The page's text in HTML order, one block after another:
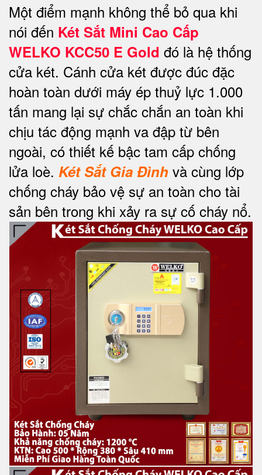
Một điểm mạnh không thể bỏ qua khi
nói đến Két Sắt Mini Cao Cấp
WELKO KCC50 E Gold đó là hệ thống
cửa két. Cánh cửa két được đúc đặc
hoàn toàn dưới máy ép thuỷ lực 1.000
tấn mang lại sự chắc chắn an toàn khi
chịu tác động mạnh va đập từ bên
ngoài, có thiết kế bậc tam cấp chống
lửa loè. Két Sắt Gia Đình và cùng lớp
chống cháy bảo vệ sự an toàn cho tài
sản bên trong khi xảy ra sự cố cháy nổ.